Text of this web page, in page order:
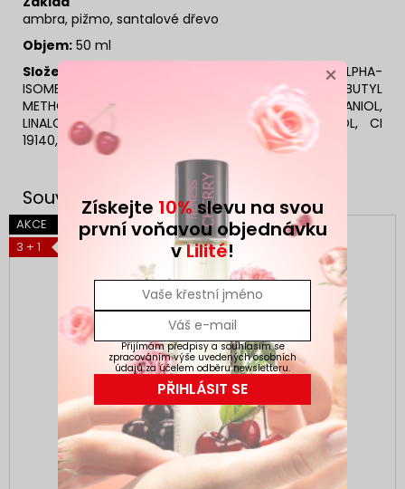
ambra, pižmo, santalové dřevo
Objem: 50 ml
Složení:
ALCOHOL DENAT., AQUA, PARFUM, ALPHA-
ISOMETHYL IONONE, HYDROXYCITRONELLAL, BUTYL
METHOXYDIBENZOYLMETHANE, CITRONELLOL, GERANIOL,
LINALOOL, EUGENOL, COUMARIN, PHENOXYETHANOL, CI
19140, CI 17200
AKCE
3 + 1
AKCE
3 + 1
×
Získejte 10%slevu na svou
první voňavou objednávku
vLilité!
Přijímám předpisy a souhlasím se
zpracováním výše uvedených osobních
údajů za účelem odběru newsletteru.
PŘIHLÁSIT SE